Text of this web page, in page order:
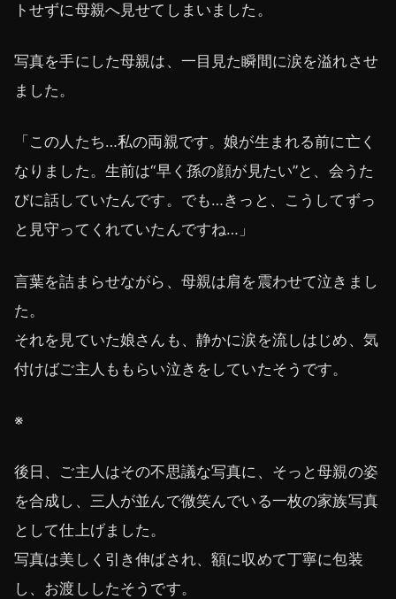
トせずに母親へ見せてしまいました。
写真を手にした母親は、一目見た瞬間に涙を溢れさせ
ました。
「この人たち…私の両親です。娘が生まれる前に亡く
なりました。生前は“早く孫の顔が見たい”と、会うた
びに話していたんです。でも…きっと、こうしてずっ
と見守ってくれていたんですね…」
言葉を詰まらせながら、母親は肩を震わせて泣きまし
た。
それを見ていた娘さんも、静かに涙を流しはじめ、気
付けばご主人ももらい泣きをしていたそうです。
※
後日、ご主人はその不思議な写真に、そっと母親の姿
を合成し、三人が並んで微笑んでいる一枚の家族写真
として仕上げました。
写真は美しく引き伸ばされ、額に収めて丁寧に包装
し、お渡ししたそうです。